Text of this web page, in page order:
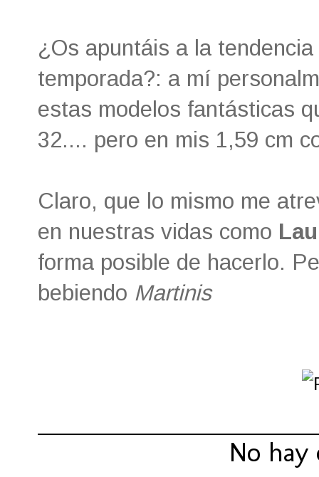
¿Os apuntáis a la
temporada?: a mí
estas modelos fantásticas
32.... pero en mis 1,59 cm
Claro, que lo mismo me
en nuestras vidas como
forma posible de hacerlo.
bebiendo Martinis
No